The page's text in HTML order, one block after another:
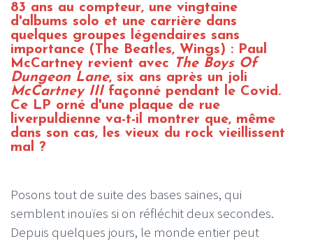
83 ans au compteur, une vingtaine
d'albums solo et une carrière dans
quelques groupes légendaires sans
importance (The Beatles, Wings) : Paul
McCartney revient avec The Boys Of
Dungeon Lane, six ans après un joli
McCartney IIIfaçonné pendant le Covid.
Ce LP orné d'une plaque de rue
liverpuldienne va-t-il montrer que, même
dans son cas, les vieux du rock vieillissent
mal ?
Posons tout de suite des bases saines, qui
semblent inouïes si on réfléchit deux secondes.
Depuis quelques jours, le monde entier peut